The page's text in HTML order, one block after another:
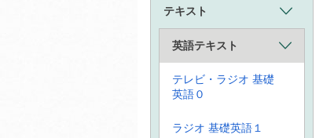
テキスト
英語テキスト
テレビ・ラジオ 基礎
英語０
ラジオ 基礎英語１